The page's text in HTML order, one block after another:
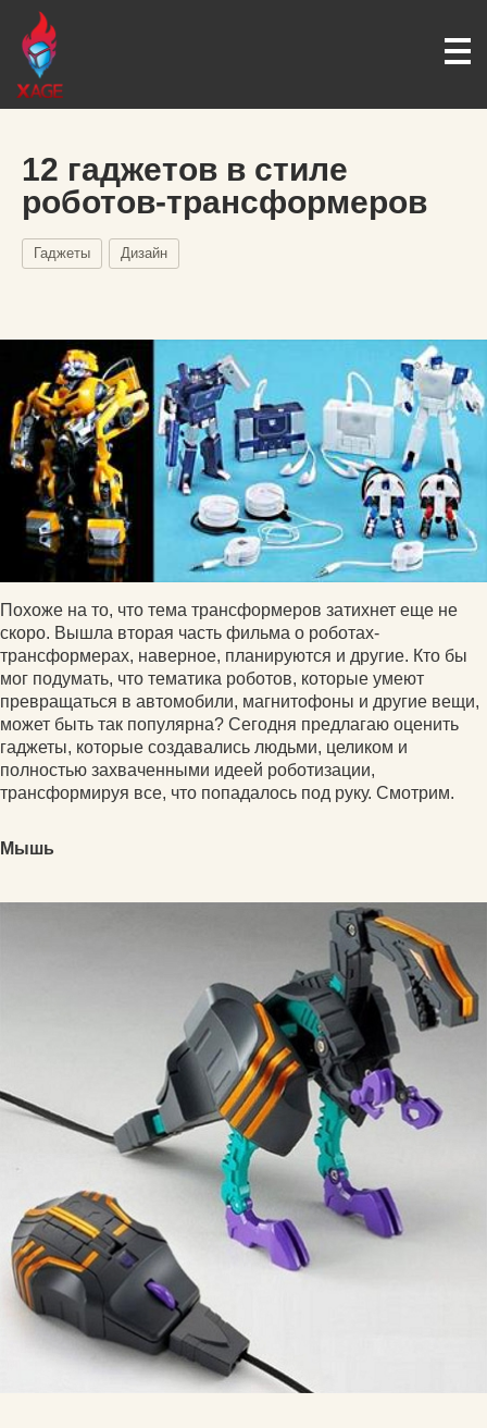
12 гаджетов в стиле
роботов-трансформеров
Гаджеты Дизайн
Похоже на то, что тема трансформеров затихнет еще не
скоро. Вышла вторая часть фильма о роботах-
трансформерах, наверное, планируются и другие. Кто бы
мог подумать, что тематика роботов, которые умеют
превращаться в автомобили, магнитофоны и другие вещи,
может быть так популярна? Сегодня предлагаю оценить
гаджеты, которые создавались людьми, целиком и
полностью захваченными идеей роботизации,
трансформируя все, что попадалось под руку. Смотрим.
Мышь